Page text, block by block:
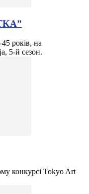
років, на
5-й сезон.
конкурсі Tokyo Art